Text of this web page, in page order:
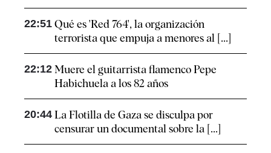
22:51 Qué es 'Red 764', la organización
terrorista que empuja a menores al [...]
22:12 Muere el guitarrista flamenco Pepe
Habichuela a los 82 años
20:44 La Flotilla de Gaza se disculpa por
censurar un documental sobre la [...]